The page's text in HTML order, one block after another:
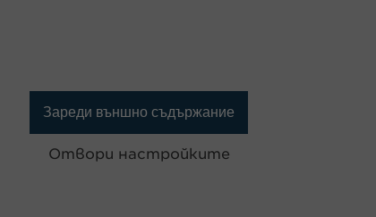
Зареди външно съдържание
Отвори настройките